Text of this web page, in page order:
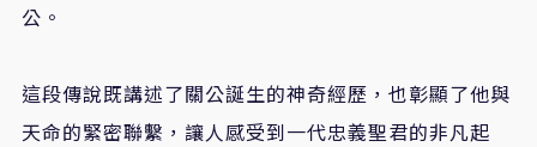
公。
這段傳說既講述了關公誕生的神奇經歷，也彰顯了他與
天命的緊密聯繫，讓人感受到一代忠義聖君的非凡起